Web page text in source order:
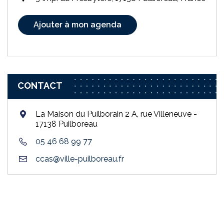
Ajouter à mon agenda
CONTACT
La Maison du Puilborain 2 A, rue Villeneuve -
17138 Puilboreau
05 46 68 99 77
ccas@ville-puilboreau.fr